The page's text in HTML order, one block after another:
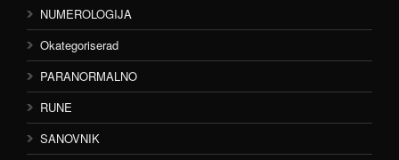
NUMEROLOGIJA
Okategoriserad
PARANORMALNO
RUNE
SANOVNIK